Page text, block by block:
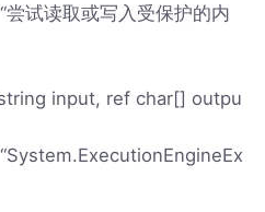
试读取或写入受保护的内
input, ref char[] outpu